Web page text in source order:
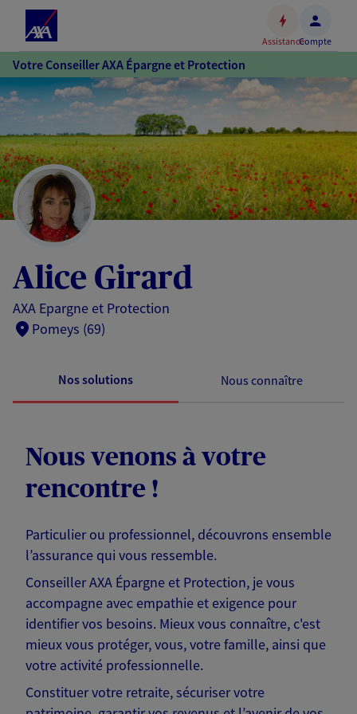
Accéder
au
contenu
principal
Accéder
au
pied
de
page
AssistanceCompte
Votre Conseiller AXA Épargne et Protection
Alice Girard
AXA Epargne et Protection
Pomeys (69)
Nos solutions Nous connaître
Nous venons à votre
rencontre !
Particulier ou professionnel, découvrons ensemble
l’assurance qui vous ressemble.
Conseiller AXA Épargne et Protection, je vous
accompagne avec empathie et exigence pour
identifier vos besoins. Mieux vous connaître, c'est
mieux vous protéger, vous, votre famille, ainsi que
votre activité professionnelle.
Constituer votre retraite, sécuriser votre